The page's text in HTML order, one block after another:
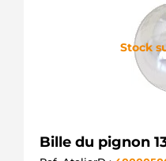
Stock
Bille du pignon